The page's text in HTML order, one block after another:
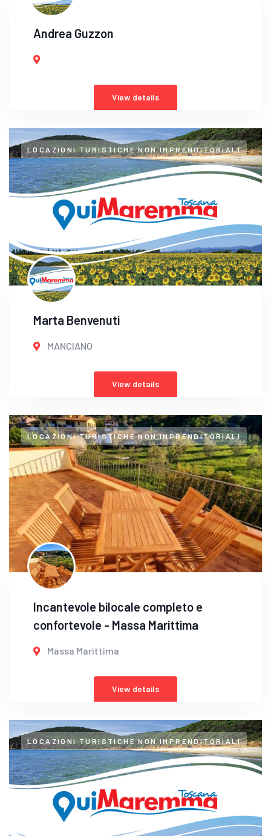
Andrea Guzzon
View details
LOCAZIONI TURISTICHE NON IMPRENDITORIALI
Marta Benvenuti
MANCIANO
View details
LOCAZIONI TURISTICHE NON IMPRENDITORIALI
Incantevole bilocale completo e
confortevole - Massa Marittima
Massa Marittima
View details
LOCAZIONI TURISTICHE NON IMPRENDITORIALI